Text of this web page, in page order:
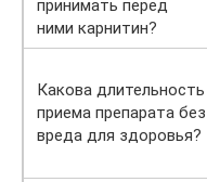
принимать перед
ними карнитин?
Какова длительность
приема препарата без
вреда для здоровья?